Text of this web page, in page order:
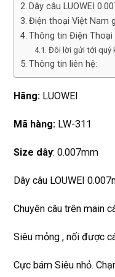
Dây câu LUOWEI
Điện thoại Việt Nam
Thông tin Điện Thoại
Đôi lời gửi tới quý
Thông tin liên hệ:
Hãng: LUOWEI
Mã hàng: LW-311
Size dây: 0.007mm
Dây câu LOUWEI
Chuyên câu trên main
Siêu mỏng , nối được
Cực bám Siêu nhỏ.